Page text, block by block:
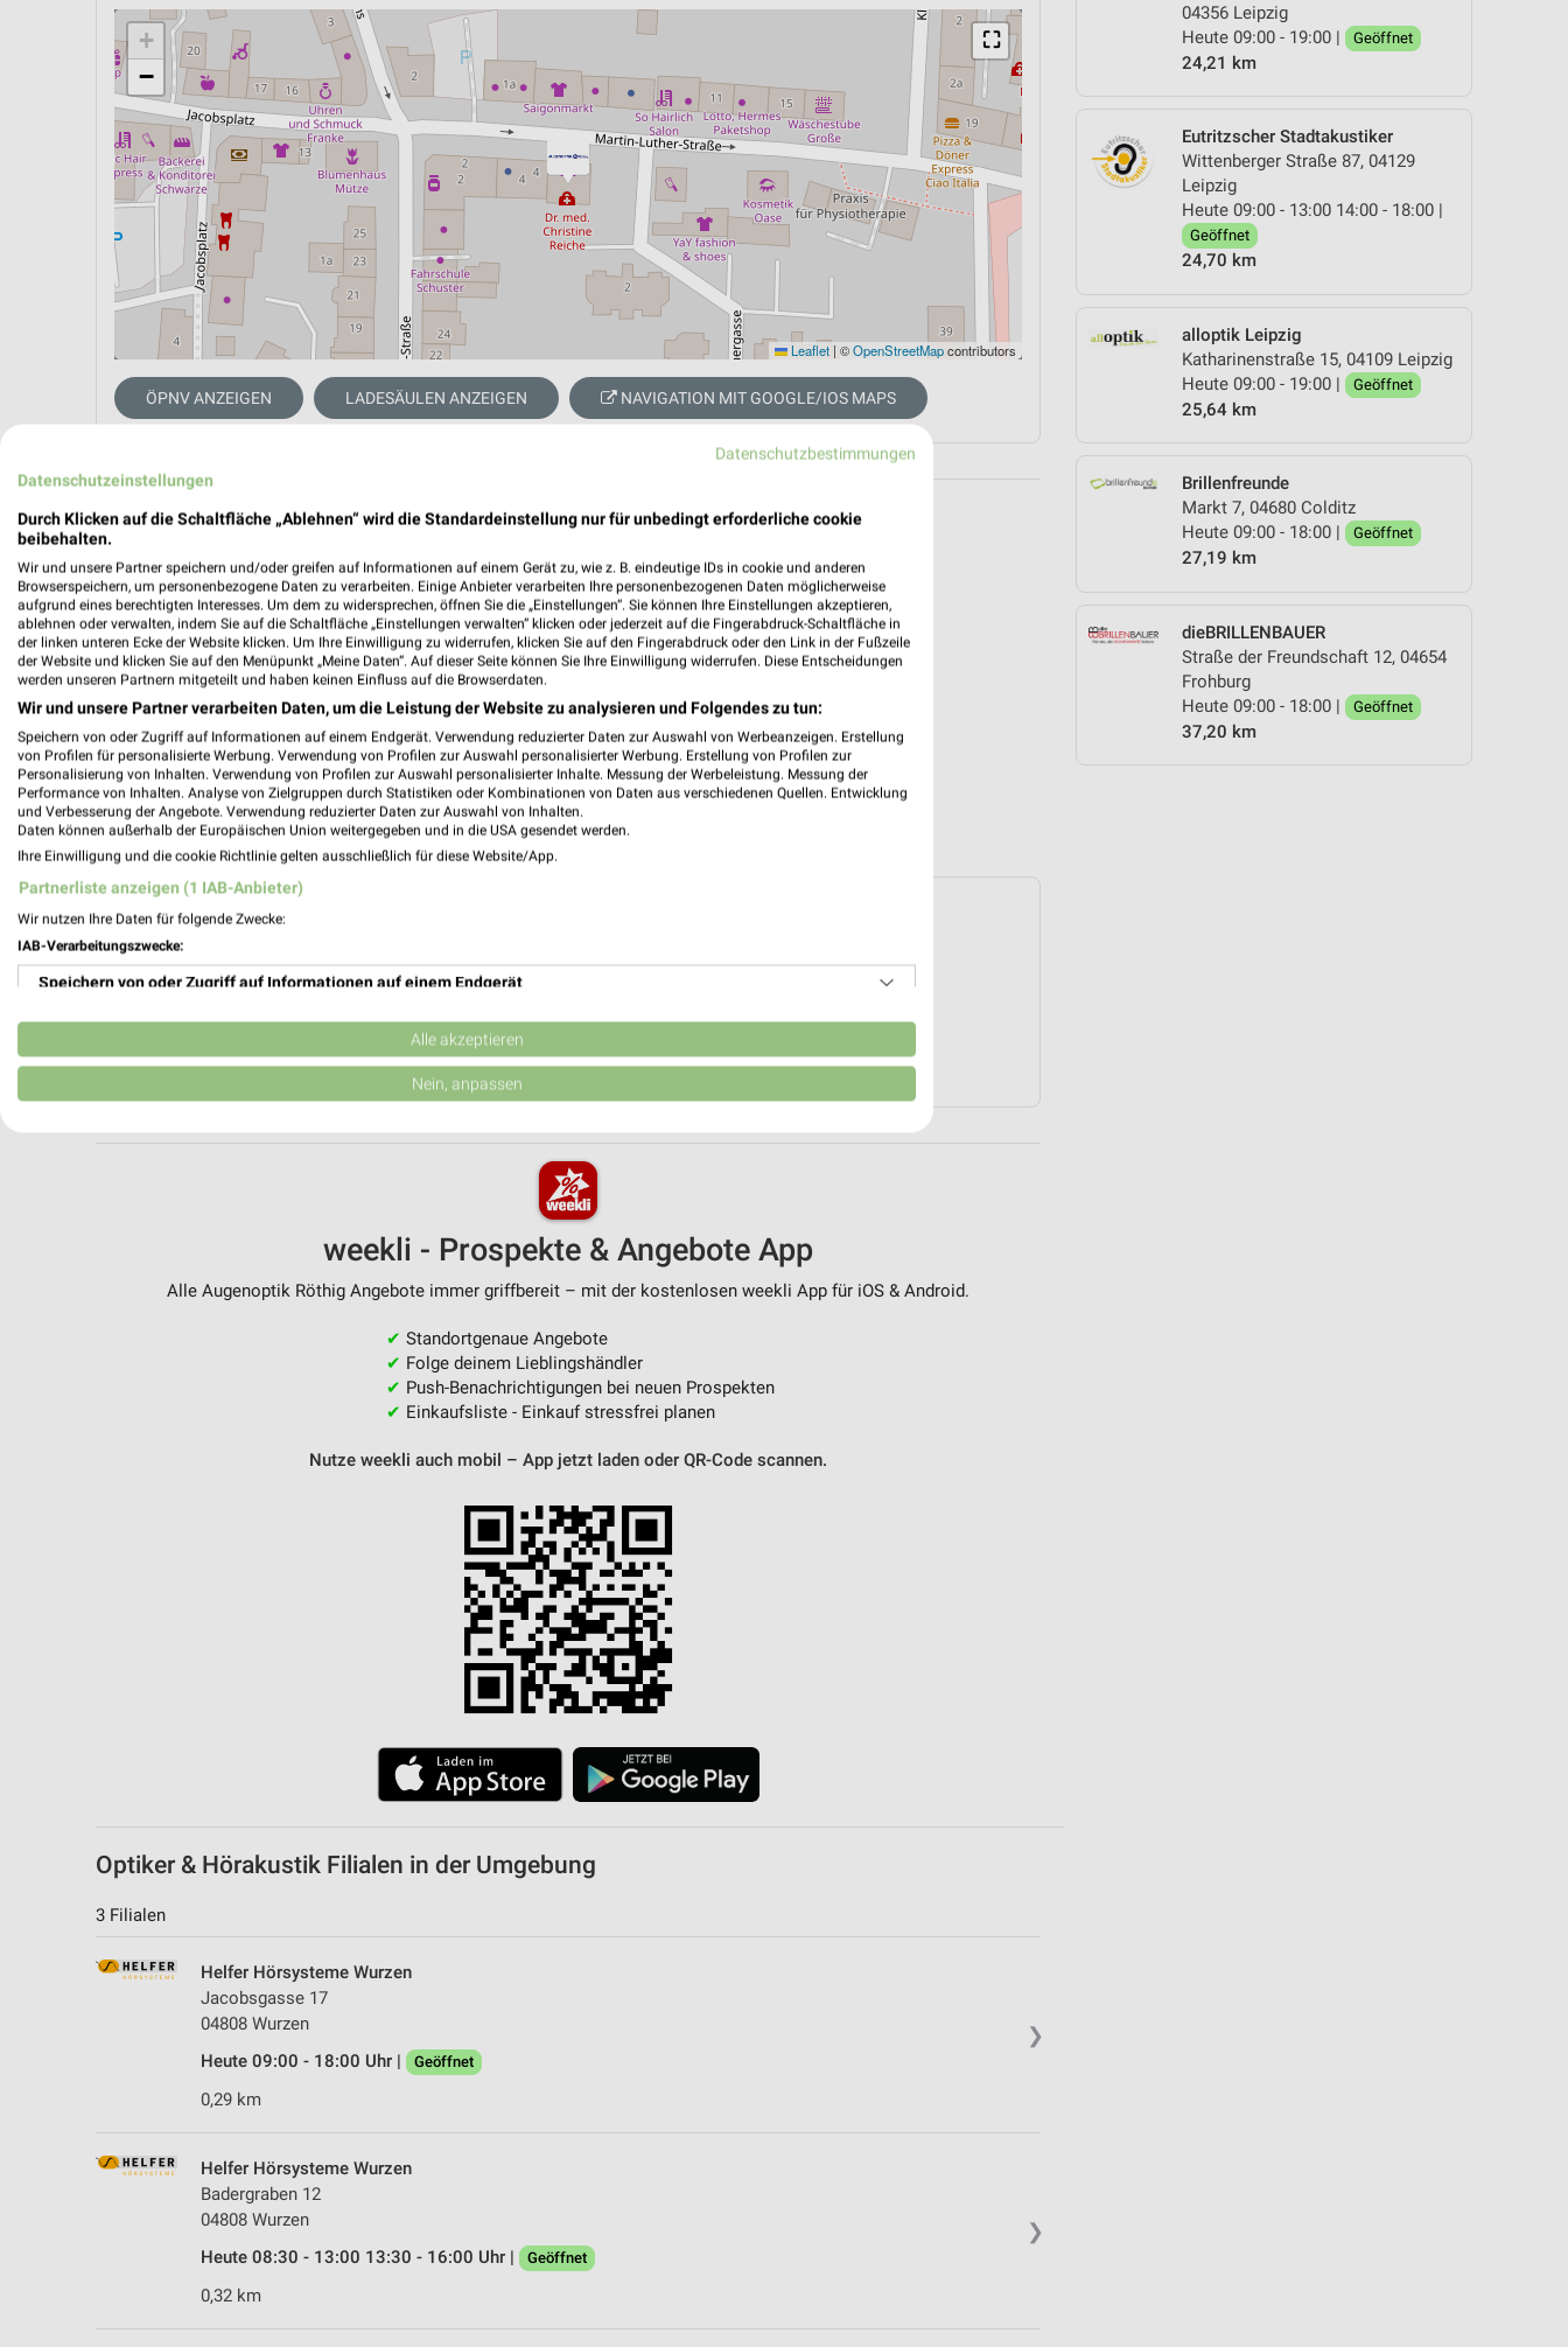
04356 Leipzig
Heute 09:00 - 19:00 |
Geöffnet
24,21 km
Eutritzscher Stadtakustiker
Wittenberger Straße 87, 04129
Leipzig
Heute 09:00 - 13:00 14:00 - 18:00 |
Geöffnet
24,70 km
alloptik Leipzig
Katharinenstraße 15, 04109 Leipzig
Heute 09:00 - 19:00 |
Geöffnet
25,64 km
Brillenfreunde
Markt 7, 04680 Colditz
Heute 09:00 - 18:00 |
Geöffnet
27,19 km
dieBRILLENBAUER
Straße der Freundschaft 12, 04654
Frohburg
Heute 09:00 - 18:00 |
Geöffnet
37,20 km
⛶
+
−
Leaflet | ©OpenStreetMapcontributors
ÖPNV ANZEIGEN LADESÄULEN ANZEIGEN NAVIGATION MIT GOOGLE/IOS MAPS
ZUR HÄNDLER-WEBSEITE
WEITERE OPTIKER & HÖRAKUSTIK ANGEBOTE
weekli - Prospekte & Angebote App
Alle Augenoptik Röthig Angebote immer griffbereit – mit der kostenlosen weekli App für iOS & Android.
✔ Standortgenaue Angebote
✔ Folge deinem Lieblingshändler
✔ Push-Benachrichtigungen bei neuen Prospekten
✔ Einkaufsliste - Einkauf stressfrei planen
Nutze weekli auch mobil – App jetzt laden oder QR-Code scannen.
Optiker & Hörakustik Filialen in der Umgebung
3 Filialen
❯
Helfer Hörsysteme Wurzen
Jacobsgasse 17
04808 Wurzen
Heute 09:00 - 18:00 Uhr |
Geöffnet
0,29 km
❯
Helfer Hörsysteme Wurzen
Badergraben 12
04808 Wurzen
Heute 08:30 - 13:00 13:30 - 16:00 Uhr |
Geöffnet
0,32 km
Datenschutzbestimmungen
Datenschutzeinstellungen
Durch Klicken auf die Schaltfläche „Ablehnen“ wird die Standardeinstellung nur für unbedingt erforderliche cookie
beibehalten.
Wir und unsere Partner speichern und/oder greifen auf Informationen auf einem Gerät zu, wie z. B. eindeutige IDs in cookie und anderen
Browserspeichern, um personenbezogene Daten zu verarbeiten. Einige Anbieter verarbeiten Ihre personenbezogenen Daten möglicherweise
aufgrund eines berechtigten Interesses. Um dem zu widersprechen, öffnen Sie die „Einstellungen“. Sie können Ihre Einstellungen akzeptieren,
ablehnen oder verwalten, indem Sie auf die Schaltfläche „Einstellungen verwalten“ klicken oder jederzeit auf die Fingerabdruck-Schaltfläche in
der linken unteren Ecke der Website klicken. Um Ihre Einwilligung zu widerrufen, klicken Sie auf den Fingerabdruck oder den Link in der Fußzeile
der Website und klicken Sie auf den Menüpunkt „Meine Daten“. Auf dieser Seite können Sie Ihre Einwilligung widerrufen. Diese Entscheidungen
werden unseren Partnern mitgeteilt und haben keinen Einfluss auf die Browserdaten.
Wir und unsere Partner verarbeiten Daten, um die Leistung der Website zu analysieren und Folgendes zu tun:
Speichern von oder Zugriff auf Informationen auf einem Endgerät. Verwendung reduzierter Daten zur Auswahl von Werbeanzeigen. Erstellung
von Profilen für personalisierte Werbung. Verwendung von Profilen zur Auswahl personalisierter Werbung. Erstellung von Profilen zur
Personalisierung von Inhalten. Verwendung von Profilen zur Auswahl personalisierter Inhalte. Messung der Werbeleistung. Messung der
Performance von Inhalten. Analyse von Zielgruppen durch Statistiken oder Kombinationen von Daten aus verschiedenen Quellen. Entwicklung
und Verbesserung der Angebote. Verwendung reduzierter Daten zur Auswahl von Inhalten.
Daten können außerhalb der Europäischen Union weitergegeben und in die USA gesendet werden.
Ihre Einwilligung und die cookie Richtlinie gelten ausschließlich für diese Website/App.
Partnerliste anzeigen (1 IAB-Anbieter)
Wir nutzen Ihre Daten für folgende Zwecke:
IAB-Verarbeitungszwecke:
Speichern von oder Zugriff auf Informationen auf einem Endgerät
Verwendung reduzierter Daten zur Auswahl von Werbeanzeigen
Erstellung von Profilen für personalisierte Werbung
Analyse von Zielgruppen durch Statistiken oder Kombinationen von Daten aus verschiedenen
Geräte anhand von aktiv angeforderten Informationen identifizieren
Alle akzeptieren
Nein, anpassen